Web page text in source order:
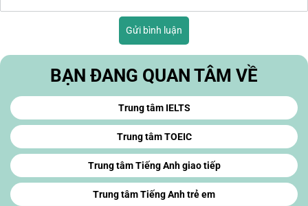
Gửi bình luận
BẠN ĐANG QUAN TÂM VỀ
Trung tâm IELTS
Trung tâm TOEIC
Trung tâm Tiếng Anh giao tiếp
Trung tâm Tiếng Anh trẻ em